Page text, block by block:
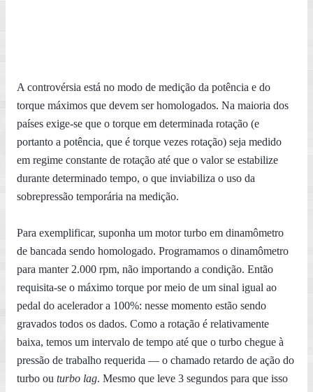
A controvérsia está no modo de medição da potência e do
torque máximos que devem ser homologados. Na maioria dos
países exige-se que o torque em determinada rotação (e
portanto a potência, que é torque vezes rotação) seja medido
em regime constante de rotação até que o valor se estabilize
durante determinado tempo, o que inviabiliza o uso da
sobrepressão temporária na medição.
Para exemplificar, suponha um motor turbo em dinamômetro
de bancada sendo homologado. Programamos o dinamômetro
para manter 2.000 rpm, não importando a condição. Então
requisita-se o máximo torque por meio de um sinal igual ao
pedal do acelerador a 100%: nesse momento estão sendo
gravados todos os dados. Como a rotação é relativamente
baixa, temos um intervalo de tempo até que o turbo chegue à
pressão de trabalho requerida — o chamado retardo de ação do
turbo ou turbo lag. Mesmo que leve 3 segundos para que isso